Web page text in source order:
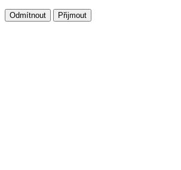
Odmítnout Přijmout